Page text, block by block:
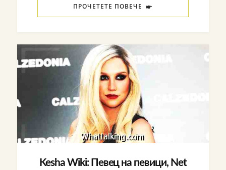
ПРОЧЕТЕТЕ ПОВЕЧЕ
Kesha Wiki: Певец на певици, Net